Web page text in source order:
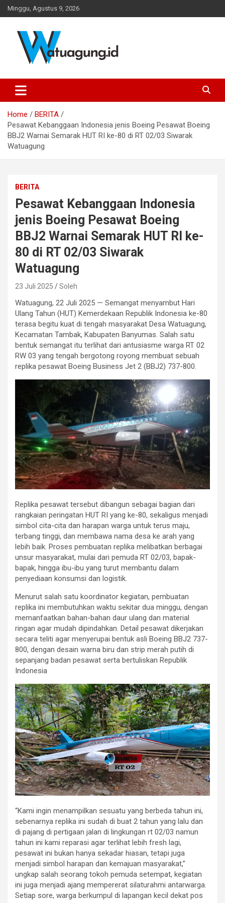
Skip
to
Minggu, Agustus 9, 2026
Watuagung.ID
Banyumas, Jawa Tengah
Home
BERITA
Pesawat Kebanggaan Indonesia jenis Boeing Pesawat Boeing
BBJ2 Warnai Semarak HUT RI ke-80 di RT 02/03 Siwarak
Watuagung
BERITA
Pesawat Kebanggaan Indonesia
jenis Boeing Pesawat Boeing
BBJ2 Warnai Semarak HUT RI ke-
80 di RT 02/03 Siwarak
Watuagung
23 Juli 2025 Soleh
Watuagung, 22 Juli 2025 — Semangat menyambut Hari
Ulang Tahun (HUT) Kemerdekaan Republik Indonesia ke-80
terasa begitu kuat di tengah masyarakat Desa Watuagung,
Kecamatan Tambak, Kabupaten Banyumas. Salah satu
bentuk semangat itu terlihat dari antusiasme warga RT 02
RW 03 yang tengah bergotong royong membuat sebuah
replika pesawat Boeing Business Jet 2 (BBJ2) 737-800.
Replika pesawat tersebut dibangun sebagai bagian dari
rangkaian peringatan HUT RI yang ke-80, sekaligus menjadi
simbol cita-cita dan harapan warga untuk terus maju,
terbang tinggi, dan membawa nama desa ke arah yang
lebih baik. Proses pembuatan replika melibatkan berbagai
unsur masyarakat, mulai dari pemuda RT 02/03, bapak-
bapak, hingga ibu-ibu yang turut membantu dalam
penyediaan konsumsi dan logistik.
Menurut salah satu koordinator kegiatan, pembuatan
replika ini membutuhkan waktu sekitar dua minggu, dengan
memanfaatkan bahan-bahan daur ulang dan material
ringan agar mudah dipindahkan. Detail pesawat dikerjakan
secara teliti agar menyerupai bentuk asli Boeing BBJ2 737-
800, dengan desain warna biru dan strip merah putih di
sepanjang badan pesawat serta bertuliskan Republik
Indonesia
“Kami ingin menampilkan sesuatu yang berbeda tahun ini,
sebenarnya replika ini sudah di buat 2 tahun yang lalu dan
di pajang di pertigaan jalan di lingkungan rt 02/03 namun
tahun ini kami reparasi agar terlihat lebih fresh lagi,
pesawat ini bukan hanya sekadar hiasan, tetapi juga
menjadi simbol harapan dan kemajuan masyarakat,”
ungkap salah seorang tokoh pemuda setempat, kegiatan
ini juga menjadi ajang mempererat silaturahmi antarwarga.
Setiap sore, warga berkumpul di lapangan kecil dekat pos